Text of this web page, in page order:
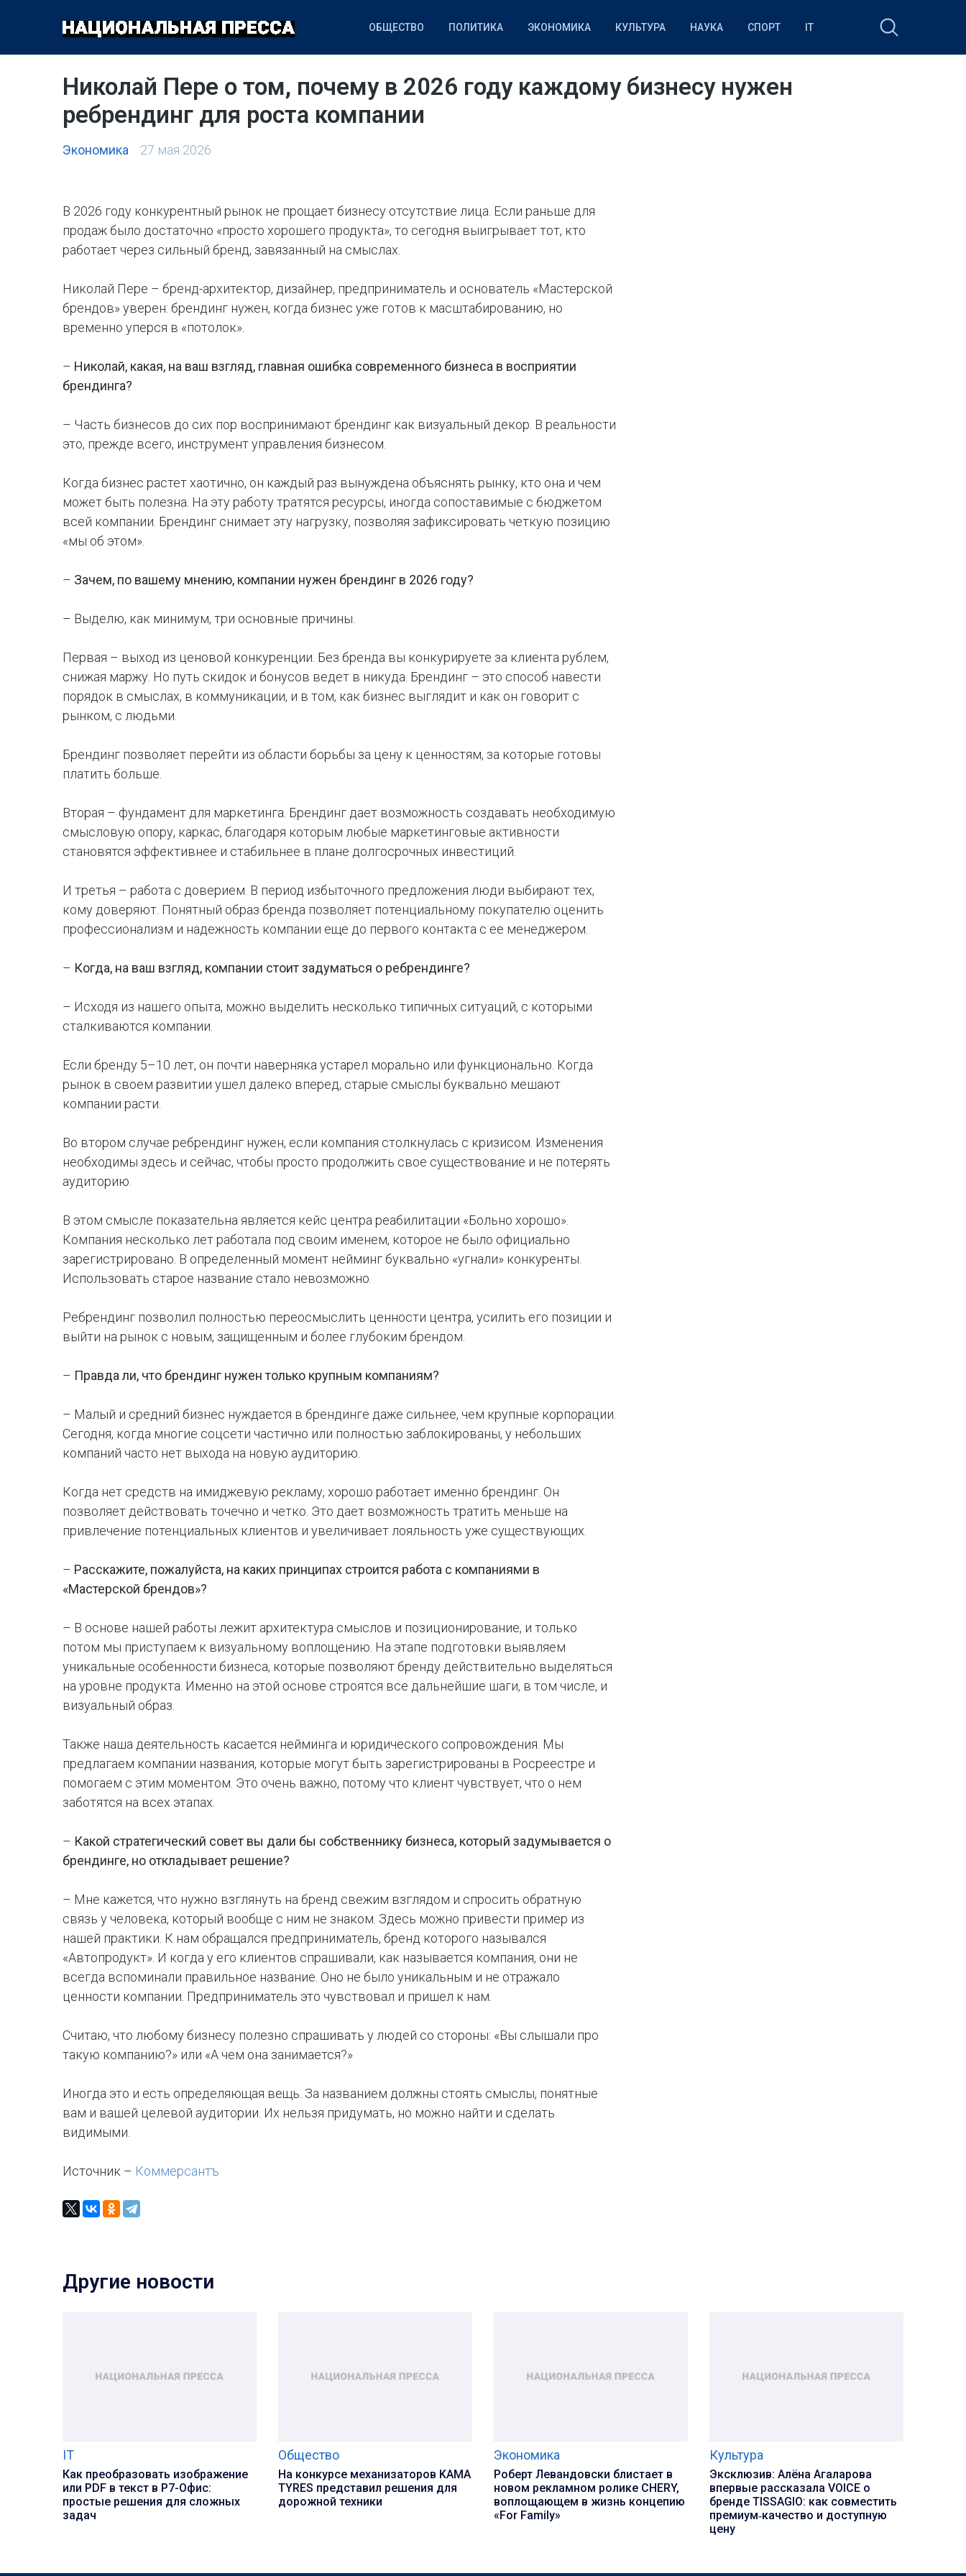
ОБЩЕСТВО ПОЛИТИКА ЭКОНОМИКА КУЛЬТУРА НАУКА СПОРТ IT
ОБЩЕСТВО ПОЛИТИКА ЭКОНОМИКА КУЛЬТУРА НАУКА СПОРТ IT
Николай Пере о том, почему в 2026 году каждому бизнесу нужен
ребрендинг для роста компании
Экономика 27 мая 2026
В 2026 году конкурентный рынок не прощает бизнесу отсутствие лица. Если раньше для
продаж было достаточно «просто хорошего продукта», то сегодня выигрывает тот, кто
работает через сильный бренд, завязанный на смыслах.
Николай Пере – бренд-архитектор, дизайнер, предприниматель и основатель «Мастерской
брендов» уверен: брендинг нужен, когда бизнес уже готов к масштабированию, но
временно уперся в «потолок».
– Николай, какая, на ваш взгляд, главная ошибка современного бизнеса в восприятии
брендинга?
– Часть бизнесов до сих пор воспринимают брендинг как визуальный декор. В реальности
это, прежде всего, инструмент управления бизнесом.
Когда бизнес растет хаотично, он каждый раз вынуждена объяснять рынку, кто она и чем
может быть полезна. На эту работу тратятся ресурсы, иногда сопоставимые с бюджетом
всей компании. Брендинг снимает эту нагрузку, позволяя зафиксировать четкую позицию
«мы об этом».
– Зачем, по вашему мнению, компании нужен брендинг в 2026 году?
– Выделю, как минимум, три основные причины.
Первая – выход из ценовой конкуренции. Без бренда вы конкурируете за клиента рублем,
снижая маржу. Но путь скидок и бонусов ведет в никуда. Брендинг – это способ навести
порядок в смыслах, в коммуникации, и в том, как бизнес выглядит и как он говорит с
рынком, с людьми.
Брендинг позволяет перейти из области борьбы за цену к ценностям, за которые готовы
платить больше.
Вторая – фундамент для маркетинга. Брендинг дает возможность создавать необходимую
смысловую опору, каркас, благодаря которым любые маркетинговые активности
становятся эффективнее и стабильнее в плане долгосрочных инвестиций.
И третья – работа с доверием. В период избыточного предложения люди выбирают тех,
кому доверяют. Понятный образ бренда позволяет потенциальному покупателю оценить
профессионализм и надежность компании еще до первого контакта с ее менеджером.
– Когда, на ваш взгляд, компании стоит задуматься о ребрендинге?
– Исходя из нашего опыта, можно выделить несколько типичных ситуаций, с которыми
сталкиваются компании.
Если бренду 5–10 лет, он почти наверняка устарел морально или функционально. Когда
рынок в своем развитии ушел далеко вперед, старые смыслы буквально мешают
компании расти.
Во втором случае ребрендинг нужен, если компания столкнулась с кризисом. Изменения
необходимы здесь и сейчас, чтобы просто продолжить свое существование и не потерять
аудиторию.
В этом смысле показательна является кейс центра реабилитации «Больно хорошо».
Компания несколько лет работала под своим именем, которое не было официально
зарегистрировано. В определенный момент нейминг буквально «угнали» конкуренты.
Использовать старое название стало невозможно.
Ребрендинг позволил полностью переосмыслить ценности центра, усилить его позиции и
выйти на рынок с новым, защищенным и более глубоким брендом.
– Правда ли, что брендинг нужен только крупным компаниям?
– Малый и средний бизнес нуждается в брендинге даже сильнее, чем крупные корпорации.
Сегодня, когда многие соцсети частично или полностью заблокированы, у небольших
компаний часто нет выхода на новую аудиторию.
Когда нет средств на имиджевую рекламу, хорошо работает именно брендинг. Он
позволяет действовать точечно и четко. Это дает возможность тратить меньше на
привлечение потенциальных клиентов и увеличивает лояльность уже существующих.
– Расскажите, пожалуйста, на каких принципах строится работа с компаниями в
«Мастерской брендов»?
– В основе нашей работы лежит архитектура смыслов и позиционирование, и только
потом мы приступаем к визуальному воплощению. На этапе подготовки выявляем
уникальные особенности бизнеса, которые позволяют бренду действительно выделяться
на уровне продукта. Именно на этой основе строятся все дальнейшие шаги, в том числе, и
визуальный образ.
Также наша деятельность касается нейминга и юридического сопровождения. Мы
предлагаем компании названия, которые могут быть зарегистрированы в Росреестре и
помогаем с этим моментом. Это очень важно, потому что клиент чувствует, что о нем
заботятся на всех этапах.
– Какой стратегический совет вы дали бы собственнику бизнеса, который задумывается о
брендинге, но откладывает решение?
– Мне кажется, что нужно взглянуть на бренд свежим взглядом и спросить обратную
связь у человека, который вообще с ним не знаком. Здесь можно привести пример из
нашей практики. К нам обращался предприниматель, бренд которого назывался
«Автопродукт». И когда у его клиентов спрашивали, как называется компания, они не
всегда вспоминали правильное название. Оно не было уникальным и не отражало
ценности компании. Предприниматель это чувствовал и пришел к нам.
Считаю, что любому бизнесу полезно спрашивать у людей со стороны: «Вы слышали про
такую компанию?» или «А чем она занимается?»
Иногда это и есть определяющая вещь. За названием должны стоять смыслы, понятные
вам и вашей целевой аудитории. Их нельзя придумать, но можно найти и сделать
видимыми.
Источник – Коммерсантъ
Другие новости
IT
Как преобразовать изображение
или PDF в текст в Р7-Офис:
простые решения для сложных
задач
Общество
На конкурсе механизаторов KAMA
TYRES представил решения для
дорожной техники
Экономика
Роберт Левандовски блистает в
новом рекламном ролике CHERY,
воплощающем в жизнь концепию
«For Family»
Культура
Эксклюзив: Алёна Агаларова
впервые рассказала VOICE о
бренде TISSAGIO: как совместить
премиум‑качество и доступную
цену